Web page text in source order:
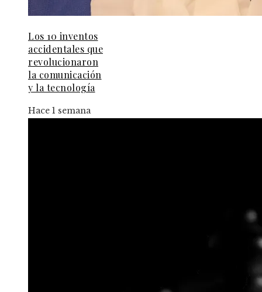
Los 10 inventos
accidentales que
revolucionaron
la comunicación
y la tecnología
Hace 1 semana